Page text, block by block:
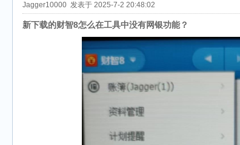
Jagger10000 发表于 2025-7-2 20:48:02
新下载的财智8怎么在工具中没有网银功能？